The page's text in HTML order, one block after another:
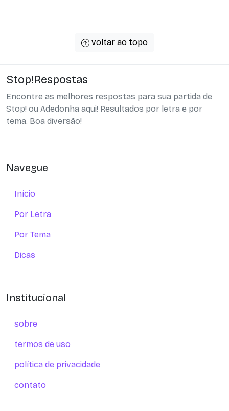
voltar ao topo
Stop!Respostas
Encontre as melhores respostas para sua partida de
Stop! ou Adedonha aqui! Resultados por letra e por
tema. Boa diversão!
Navegue
Início
Por Letra
Por Tema
Dicas
Institucional
sobre
termos de uso
política de privacidade
contato